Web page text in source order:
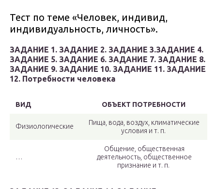
Тест по теме «Человек, индивид,
индивидуальность, личность».
ЗАДАНИЕ 1. ЗАДАНИЕ 2. ЗАДАНИЕ 3.ЗАДАНИЕ 4.
ЗАДАНИЕ 5. ЗАДАНИЕ 6. ЗАДАНИЕ 7. ЗАДАНИЕ 8.
ЗАДАНИЕ 9. ЗАДАНИЕ 10. ЗАДАНИЕ 11. ЗАДАНИЕ
12. Потребности человека
ВИД ОБЪЕКТ ПОТРЕБНОСТИ
Физиологические
Пища, вода, воздух, климатические
условия и т. п.
…
Общение, общественная
деятельность, общественное
признание и т. п.